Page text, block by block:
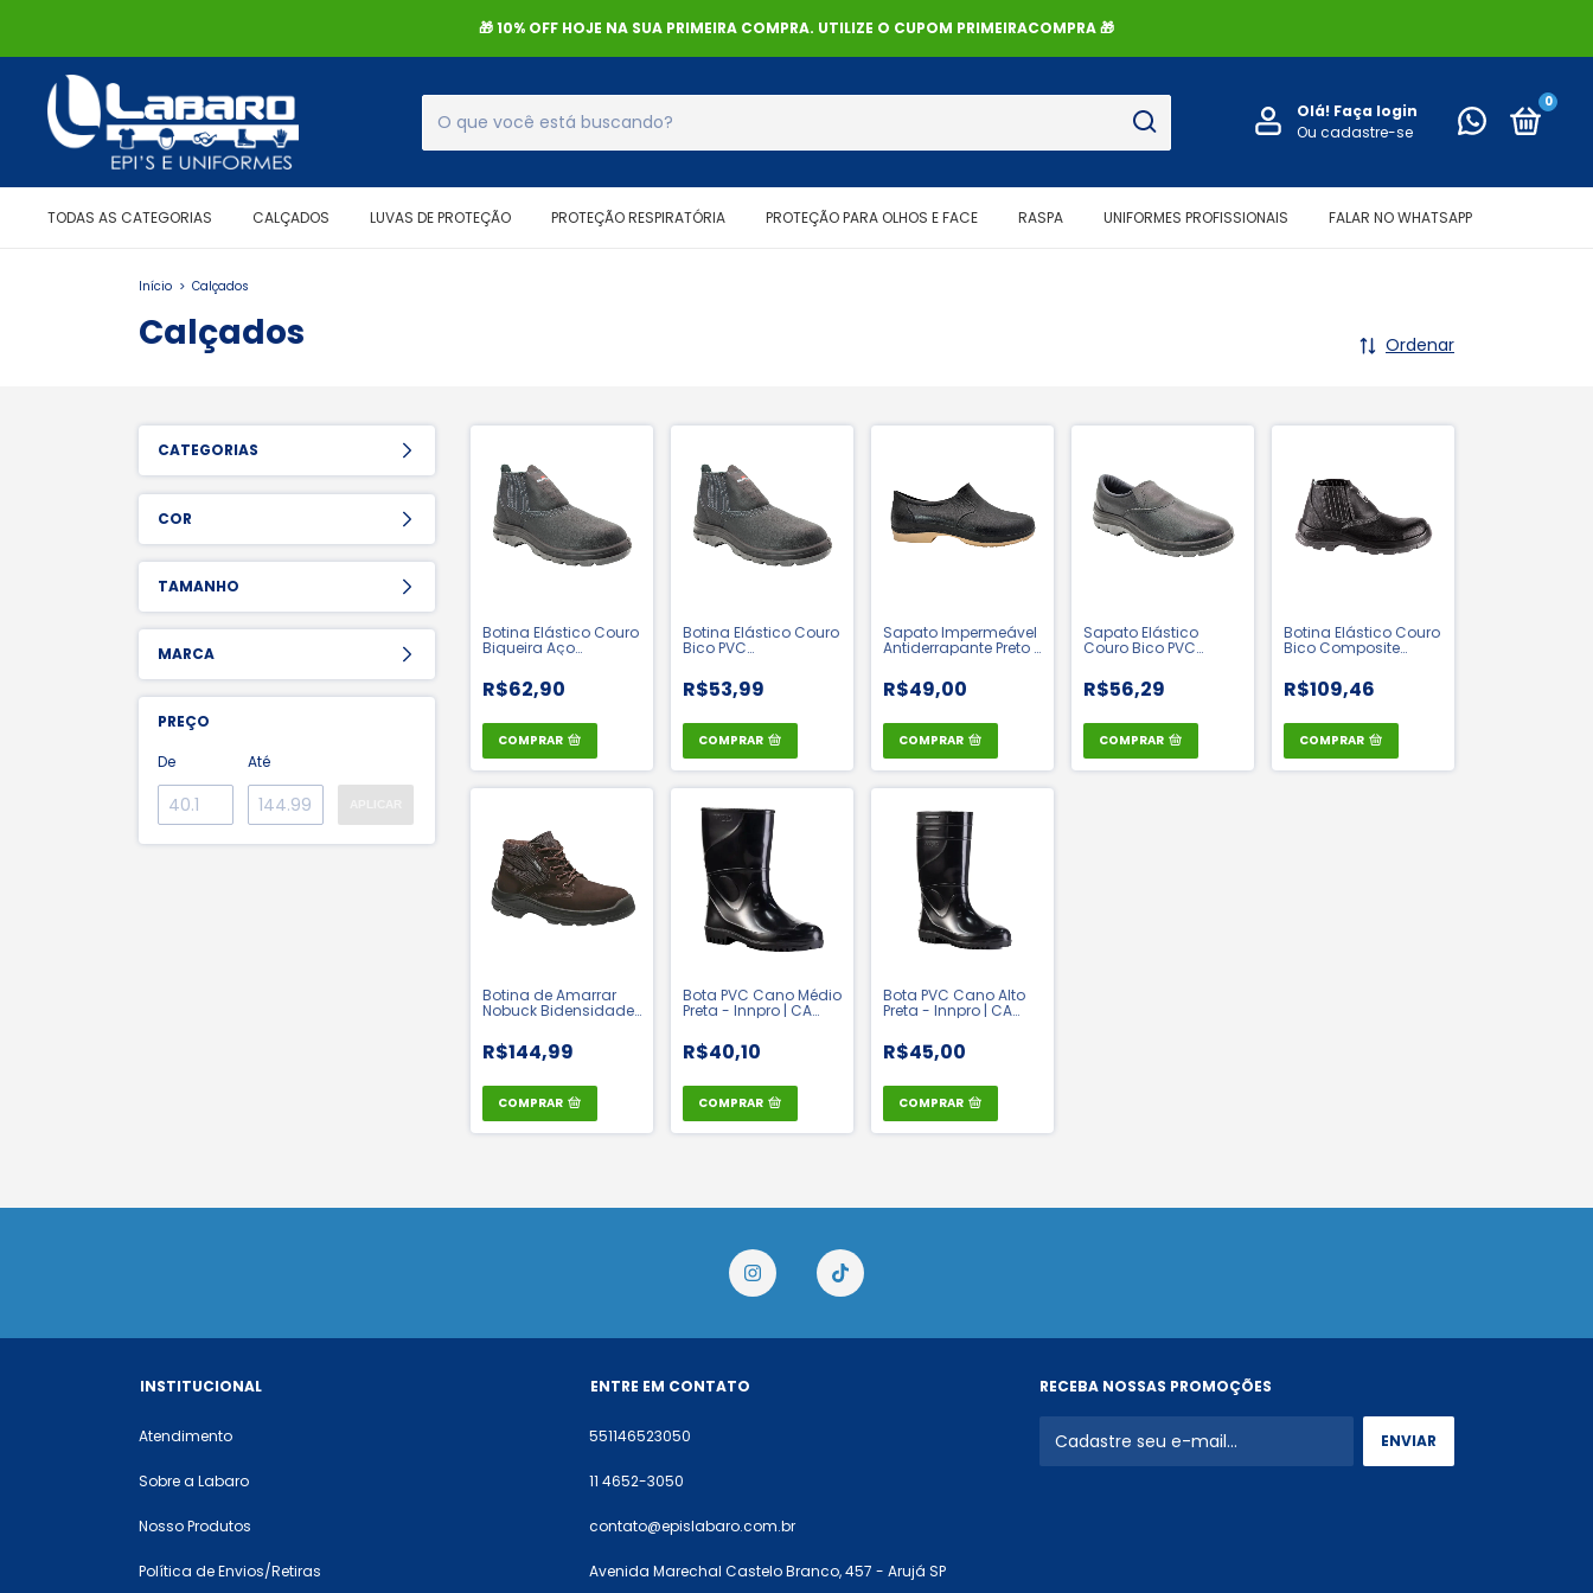
🎁 10% OFF HOJE NA SUA PRIMEIRA COMPRA. UTILIZE O CUPOM PRIMEIRACOMPRA 🎁
Olá! Faça login
Ou cadastre-se
0
TODAS AS CATEGORIAS CALÇADOS LUVAS DE PROTEÇÃO PROTEÇÃO RESPIRATÓRIA PROTEÇÃO PARA OLHOS E FACE RASPA UNIFORMES PROFISSIONAIS FALAR NO WHATSAPP
Início > Calçados
Calçados Ordenar
CATEGORIAS
COR
TAMANHO
MARCA
PREÇO
De
Até
Botina Elástico Couro
Biqueira Aço
Cartom | CA 15079
R$62,90
COMPRAR
Botina Elástico Couro
Bico PVC
Cartom | CA 15081
R$53,99
COMPRAR
Sapato Impermeável
Antiderrapante Preto -
R$49,00
COMPRAR
Sapato Elástico
Couro Bico PVC
Flex - Cartom | CA:
16478
R$56,29
COMPRAR
Botina Elástico Couro
Bico Composite
Fuwijara | CA 42165
R$109,46
COMPRAR
Botina de Amarrar
Nobuck Bidensidade
Marrom - Bracol | CA
40872
R$144,99
COMPRAR
Bota PVC Cano Médio
Preta - Innpro | CA
R$40,10
COMPRAR
Bota PVC Cano Alto
Preta - Innpro | CA
R$45,00
COMPRAR
INSTITUCIONAL
Atendimento
Sobre a Labaro
Nosso Produtos
Política de Envios/Retiras
ENTRE EM CONTATO
551146523050
11 4652-3050
contato@epislabaro.com.br
Avenida Marechal Castelo Branco, 457 - Arujá SP
RECEBA NOSSAS PROMOÇÕES